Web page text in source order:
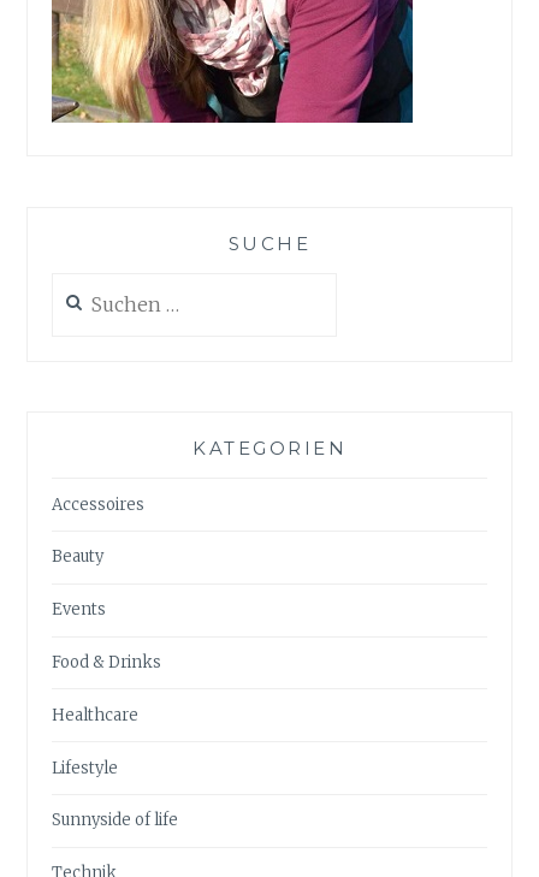
SUCHE
nach:
KATEGORIEN
Accessoires
Beauty
Events
Food & Drinks
Healthcare
Lifestyle
Sunnyside of life
Technik